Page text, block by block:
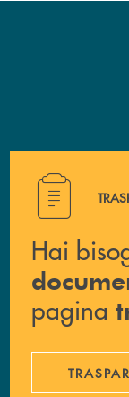
Hai bisogno
Hai
pagina